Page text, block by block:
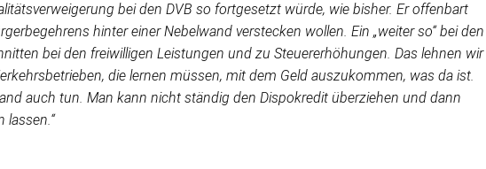
bei den DVB so fortgesetzt würde, wie bisher. Er offenbart
hinter einer Nebelwand verstecken wollen. Ein „weiter so“ bei den
bei den freiwilligen Leistungen und zu Steuererhöhungen. Das lehnen wir
die lernen müssen, mit dem Geld auszukommen, was da ist.
auch tun. Man kann nicht ständig den Dispokredit überziehen und dann
lassen.“